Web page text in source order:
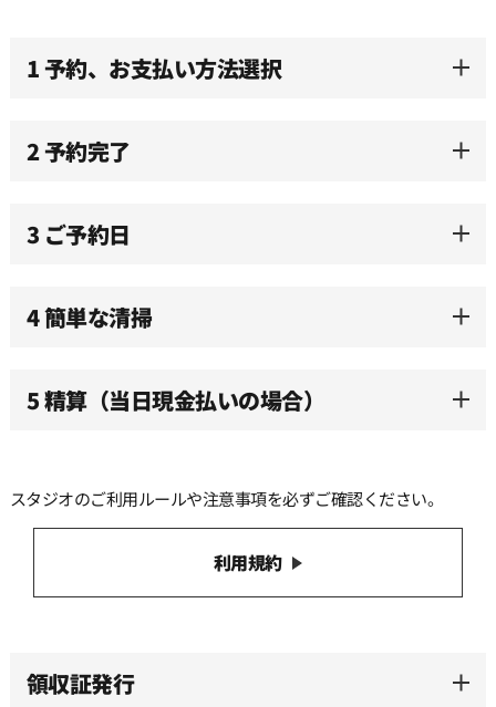
1 予約、お支払い方法選択
2 予約完了
3 ご予約日
4 簡単な清掃
5 精算（当日現金払いの場合）
スタジオのご利用ルールや注意事項を必ずご確認ください。
利用規約
領収証発行